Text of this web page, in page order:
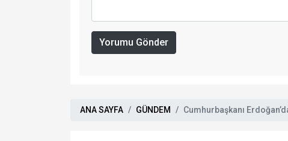
Yorumu Gönder
ANA SAYFA GÜNDEM Cumhurbaşkanı